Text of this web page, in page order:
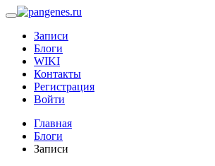
Записи
Блоги
WIKI
Контакты
Регистрация
Войти
Главная
Блоги
Записи